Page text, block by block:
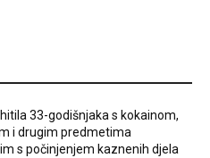
33-godišnjaka s kokainom,
i drugim predmetima
s počinjenjem kaznenih djela